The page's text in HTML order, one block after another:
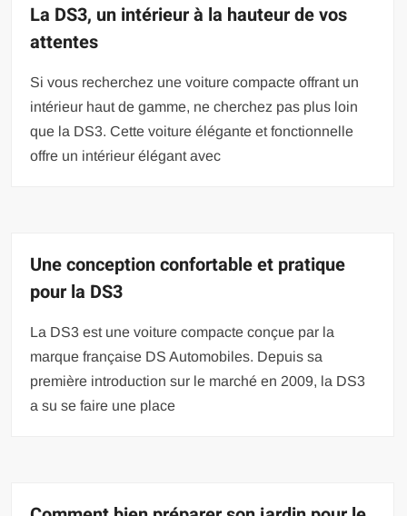
La DS3, un intérieur à la hauteur de vos
attentes
Si vous recherchez une voiture compacte offrant un
intérieur haut de gamme, ne cherchez pas plus loin
que la DS3. Cette voiture élégante et fonctionnelle
offre un intérieur élégant avec
Une conception confortable et pratique
pour la DS3
La DS3 est une voiture compacte conçue par la
marque française DS Automobiles. Depuis sa
première introduction sur le marché en 2009, la DS3
a su se faire une place